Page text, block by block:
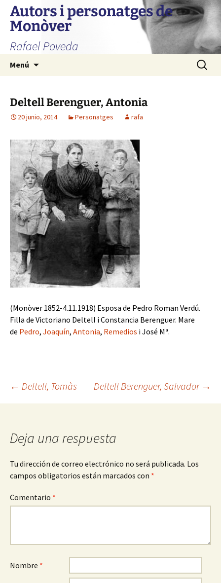
Autors i personatges de
Monòver
Rafael Poveda
Menú Buscar:
Deltell Berenguer, Antonia
20 junio, 2014 Personatges rafa
(Monòver 1852-4.11.1918) Esposa de Pedro Roman Verdú.
Filla de Victoriano Deltell i Constancia Berenguer. Mare
de Pedro, Joaquín, Antonia, Remedios i José Mª.
Navegación
entradas
← Deltell, Tomàs Deltell Berenguer, Salvador →
Deja una respuesta
Tu dirección de correo electrónico no será publicada. Los
campos obligatorios están marcados con *
Comentario *
Nombre *